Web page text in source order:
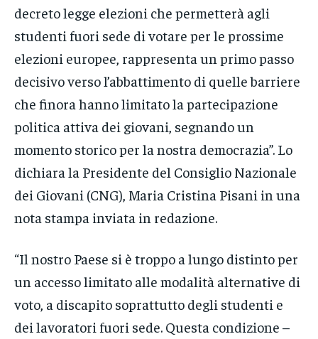
decreto legge elezioni che permetterà agli
studenti fuori sede di votare per le prossime
elezioni europee, rappresenta un primo passo
decisivo verso l’abbattimento di quelle barriere
che finora hanno limitato la partecipazione
politica attiva dei giovani, segnando un
momento storico per la nostra democrazia”. Lo
dichiara la Presidente del Consiglio Nazionale
dei Giovani (CNG), Maria Cristina Pisani in una
nota stampa inviata in redazione.
“Il nostro Paese si è troppo a lungo distinto per
un accesso limitato alle modalità alternative di
voto, a discapito soprattutto degli studenti e
dei lavoratori fuori sede. Questa condizione –